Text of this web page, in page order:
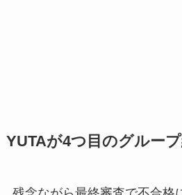
YUTAが4つ目のグルー